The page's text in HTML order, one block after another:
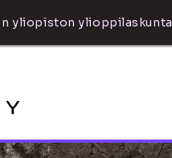
yliopiston ylioppilaskunta